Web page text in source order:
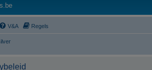
(Opens a new tab)
V&A Regels